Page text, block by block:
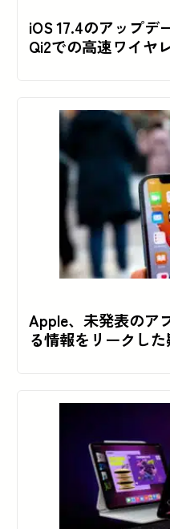
iOS 17.4のアップデ
Qi2での高速ワイヤ
Apple、未発表のア
る情報をリークし